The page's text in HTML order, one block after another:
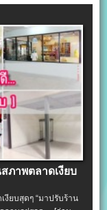
สภาพตลาดเงียบ
งียบสุดๆ “มาปรับร้าน